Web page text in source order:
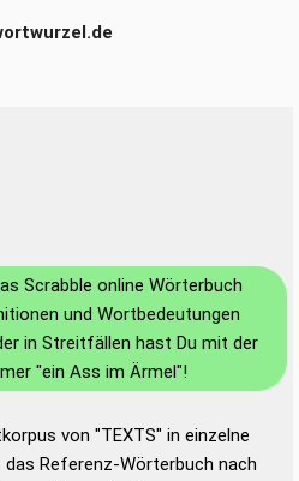
Scrabble online Wörterbuch
und Wortbedeutungen
in Streitfällen hast Du mit der
"ein Ass im Ärmel"!
von "TEXTS" in einzelne
Referenz-Wörterbuch nach